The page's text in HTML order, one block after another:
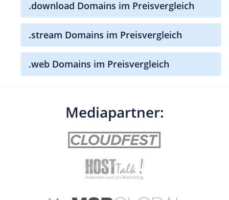
.download Domains im Preisvergleich
.stream Domains im Preisvergleich
.web Domains im Preisvergleich
Mediapartner: